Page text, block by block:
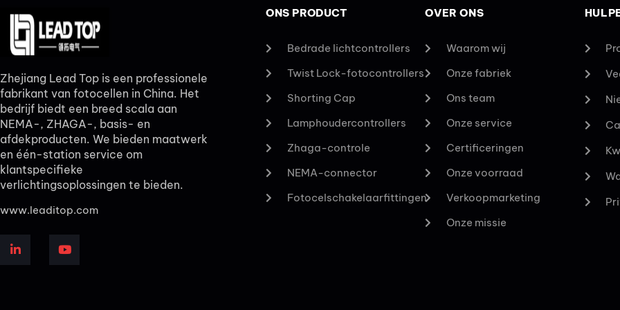
Zhejiang Lead Top is een professionele
fabrikant van fotocellen in China. Het
bedrijf biedt een breed scala aan
NEMA-, ZHAGA-, basis- en
afdekproducten. We bieden maatwerk
en één-station service om
klantspecifieke
verlichtingsoplossingen te bieden.
www.leaditop.com
ONS PRODUCT
Bedrade lichtcontrollers
Twist Lock-fotocontrollers
Shorting Cap
Lamphoudercontrollers
Zhaga-controle
NEMA-connector
Fotocelschakelaarfittingen
OVER ONS
Waarom wij
Onze fabriek
Ons team
Onze service
Certificeringen
Onze voorraad
Verkoopmarketing
Onze missie